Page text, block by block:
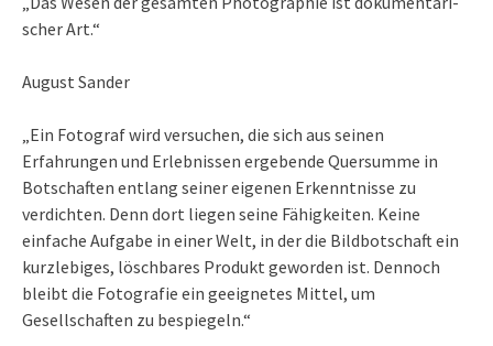
scher Art.“
August Sander
„Ein Fotograf wird versuchen, die sich aus seinen
Erfahrungen und Erlebnissen ergebende Quersumme in
Botschaften entlang seiner eigenen Erkenntnisse zu
verdichten. Denn dort liegen seine Fähigkeiten. Keine
einfache Aufgabe in einer Welt, in der die Bildbotschaft ein
kurzlebiges, löschbares Produkt geworden ist. Dennoch
bleibt die Fotografie ein geeignetes Mittel, um
Gesellschaften zu bespiegeln.“